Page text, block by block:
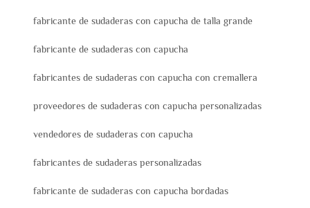
fabricante de sudaderas con capucha de talla grande
fabricante de sudaderas con capucha
fabricantes de sudaderas con capucha con cremallera
proveedores de sudaderas con capucha personalizadas
vendedores de sudaderas con capucha
fabricantes de sudaderas personalizadas
fabricante de sudaderas con capucha bordadas